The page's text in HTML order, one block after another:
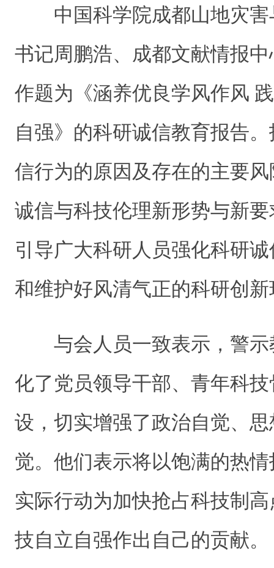
中国科学院成都山地灾
书记周鹏浩、 成都文献情报中
作题为《涵养优良学风作风
自强》的科研诚信教育报告
信行为的原因及存在的主要
诚信与科技伦理新形势与新
引导广大科研人员强化科研
和维护好风清气正的科研创
与会人员一致表示，警
化了党员领导干部、青年科
设，切实增强了政治自觉、
觉。他们表示将以饱满的热
实际行动为加快抢占科技制
技自立自强作出自己的贡献。